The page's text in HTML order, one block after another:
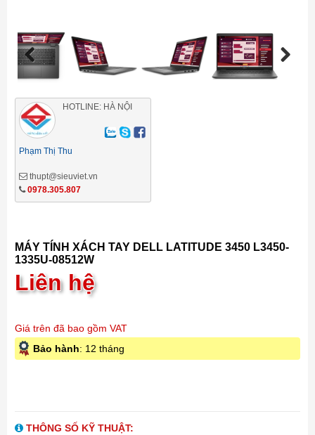
Previous Next
HOTLINE: HÀ NỘI
Phạm Thị Thu
thupt@sieuviet.vn
0978.305.807
MÁY TÍNH XÁCH TAY DELL LATITUDE 3450 L3450-
1335U-08512W
Liên hệ
Giá trên đã bao gồm VAT
Bảo hành: 12 tháng
THÔNG SỐ KỸ THUẬT: